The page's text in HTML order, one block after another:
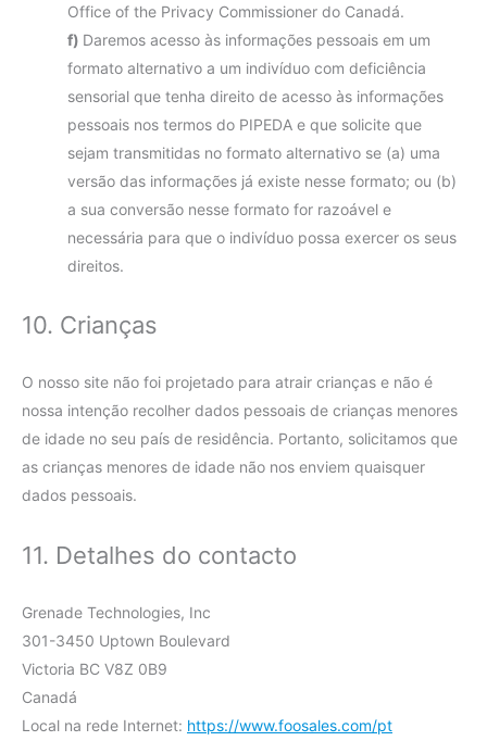
Office of the Privacy Commissioner do Canadá.
Daremos acesso às informações pessoais em um
formato alternativo a um indivíduo com deficiência
sensorial que tenha direito de acesso às informações
pessoais nos termos do PIPEDA e que solicite que
sejam transmitidas no formato alternativo se (a) uma
versão das informações já existe nesse formato; ou (b)
a sua conversão nesse formato for razoável e
necessária para que o indivíduo possa exercer os seus
direitos.
10. Crianças
O nosso site não foi projetado para atrair crianças e não é
nossa intenção recolher dados pessoais de crianças menores
de idade no seu país de residência. Portanto, solicitamos que
as crianças menores de idade não nos enviem quaisquer
dados pessoais.
11. Detalhes do contacto
Grenade Technologies, Inc
301-3450 Uptown Boulevard
Victoria BC V8Z 0B9
Canadá
Local na rede Internet: https://www.foosales.com/pt